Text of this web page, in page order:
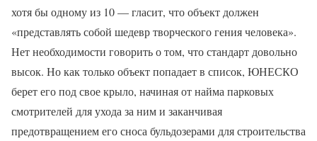
хотя бы одному из 10 — гласит, что объект должен
«представлять собой шедевр творческого гения человека».
Нет необходимости говорить о том, что стандарт довольно
высок. Но как только объект попадает в список, ЮНЕСКО
берет его под свое крыло, начиная от найма парковых
смотрителей для ухода за ним и заканчивая
предотвращением его сноса бульдозерами для строительства